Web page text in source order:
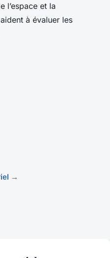
l’espace et la
à évaluer les
→